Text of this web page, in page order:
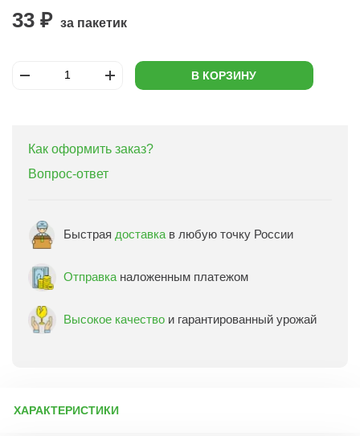
33 ₽ за пакетик
В КОРЗИНУ
Как оформить заказ?
Вопрос-ответ
Быстрая доставка в любую точку России
Отправка наложенным платежом
Высокое качество и гарантированный урожай
ХАРАКТЕРИСТИКИ